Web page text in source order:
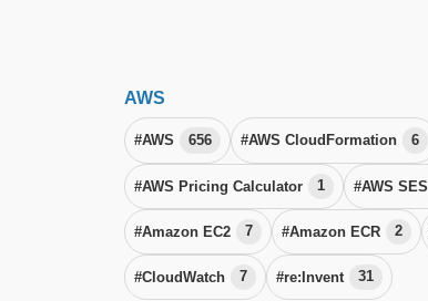
AWS
#AWS 656 #AWS CloudFormation 6
#AWS Pricing Calculator 1 #AWS SES
#Amazon EC2 7 #Amazon ECR 2
#CloudWatch 7 #re:Invent 31